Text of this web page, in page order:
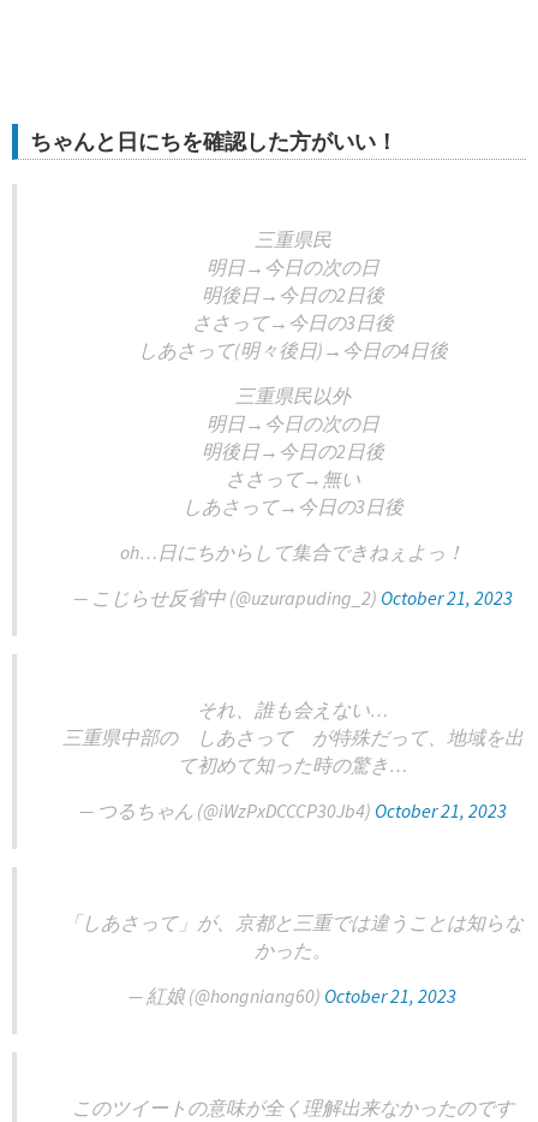
ちゃんと日にちを確認した方がいい！
三重県民
明日→今日の次の日
明後日→今日の2日後
ささって→今日の3日後
しあさって(明々後日)→今日の4日後
三重県民以外
明日→今日の次の日
明後日→今日の2日後
ささって→無い
しあさって→今日の3日後
oh…日にちからして集合できねぇよっ！
— こじらせ反省中 (@uzurapuding_2) October 21, 2023
それ、誰も会えない…
三重県中部の しあさって が特殊だって、地域を出
て初めて知った時の驚き…
— つるちゃん (@iWzPxDCCCP30Jb4) October 21, 2023
「しあさって」が、京都と三重では違うことは知らな
かった。
— 紅娘 (@hongniang60) October 21, 2023
このツイートの意味が全く理解出来なかったのです